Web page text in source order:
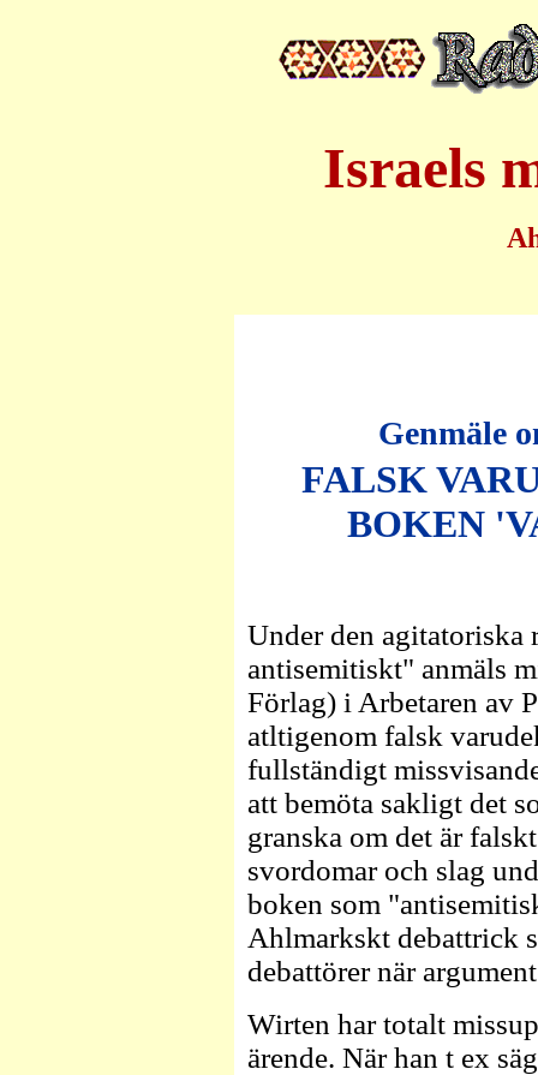
Israels
Genmäle
FALSK
BOKEN
Under den
antisemitiskt" anmäls
Förlag) i Arbetaren av
atltigenom falsk
fullständigt
att bemöta sakligt det
granska om det är
svordomar och slag
boken som
Ahlmarkskt debattrick
debattörer när
Wirten har totalt
ärende. När han t ex